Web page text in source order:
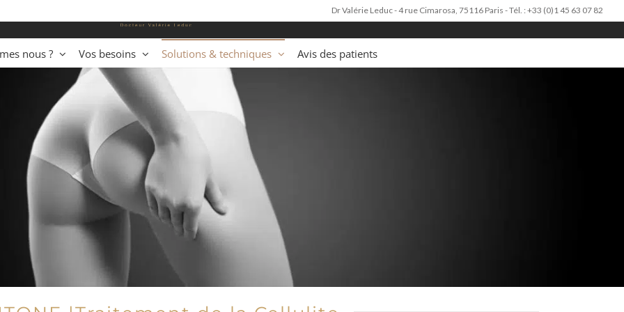
Dr Valérie Leduc - 4 rue Cimarosa, 75116 Paris - Tél. : +33 (0)1 45 63 07 82
nous ? Vos besoins Solutions & techniques Avis des patients